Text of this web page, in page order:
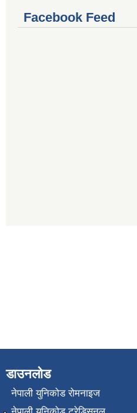
Facebook Feed
डाउनलोड
नेपाली युनिकोड रोमनाइज